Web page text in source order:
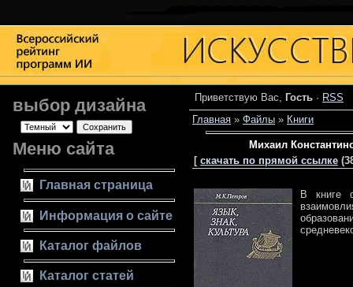
выбор дизайна
Меню сайта
Главная страница
Информация о сайте
Каталог файлов
Каталог статей
Приветствую Вас, Гость · RSS
Главная » Файлы » Книги
Михаил
[ скачать по прямой ссылке
В книге